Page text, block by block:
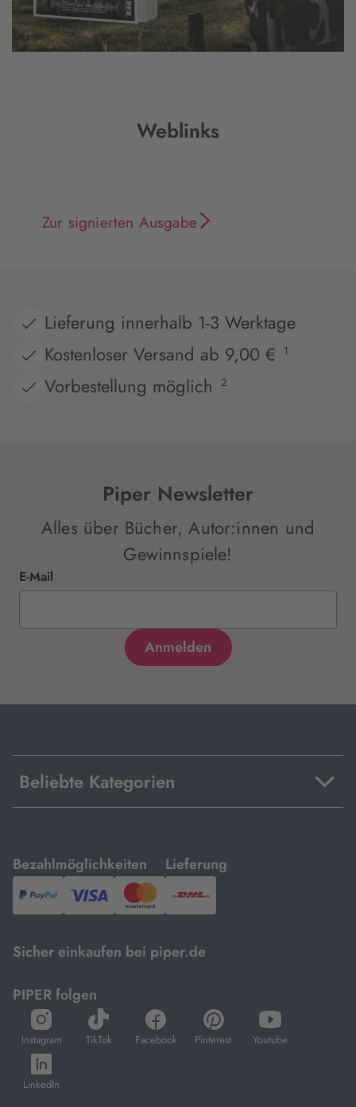
Weblinks
Zur signierten Ausgabe
Lieferung innerhalb 1-3 Werktage
Kostenloser Versand ab 9,00 €
1
Vorbestellung möglich 2
Piper Newsletter
Alles über Bücher, Autor:innen und
Gewinnspiele!
E-Mail
Beliebte Kategorien
Bezahlmöglichkeiten
mit
PayPal,Visa
und
Lieferung
mit
DHL.
Sicher einkaufen bei piper.de
PIPER folgen
Instagram
öffnet
in
neuem
Tab
TikTok
öffnet
in
Facebook
öffnet
in
Pinterest
öffnet
in
Youtube
öffnet
in
LinkedIn
öffnet
in